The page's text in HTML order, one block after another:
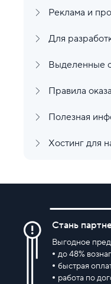
Реклама и
Для
Выделенные
Правила
Полезная
Хостинг для
Стань
Выгодное
до 48%
быстрая
работа по